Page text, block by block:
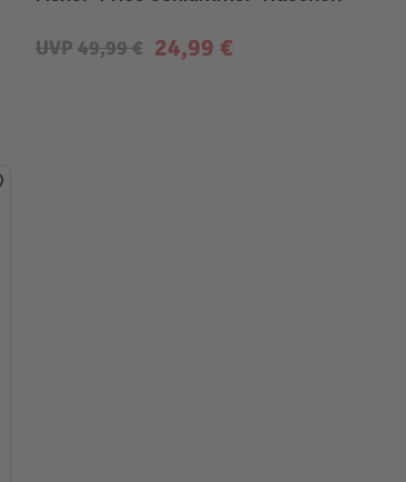
24,99 €
UVP 49,99 €
Zur Wunschliste hinzufügen